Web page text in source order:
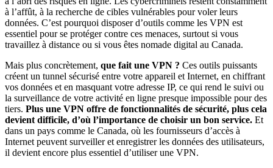
à l’affût, à la recherche de cibles vulnérables pour voler leurs
données. C’est pourquoi disposer d’outils comme les VPN est
essentiel pour se protéger contre ces menaces, surtout si vous
travaillez à distance ou si vous êtes nomade digital au Canada.
Mais plus concrètement, que fait une VPN ? Ces outils puissants
créent un tunnel sécurisé entre votre appareil et Internet, en chiffrant
vos données et en masquant votre adresse IP, ce qui rend le suivi ou
la surveillance de votre activité en ligne presque impossible pour des
tiers. Plus une VPN offre de fonctionnalités de sécurité, plus cela
devient difficile, d’où l’importance de choisir un bon service. Et
dans un pays comme le Canada, où les fournisseurs d’accès à
Internet peuvent surveiller et enregistrer les données des utilisateurs,
il devient encore plus essentiel d’utiliser une VPN.